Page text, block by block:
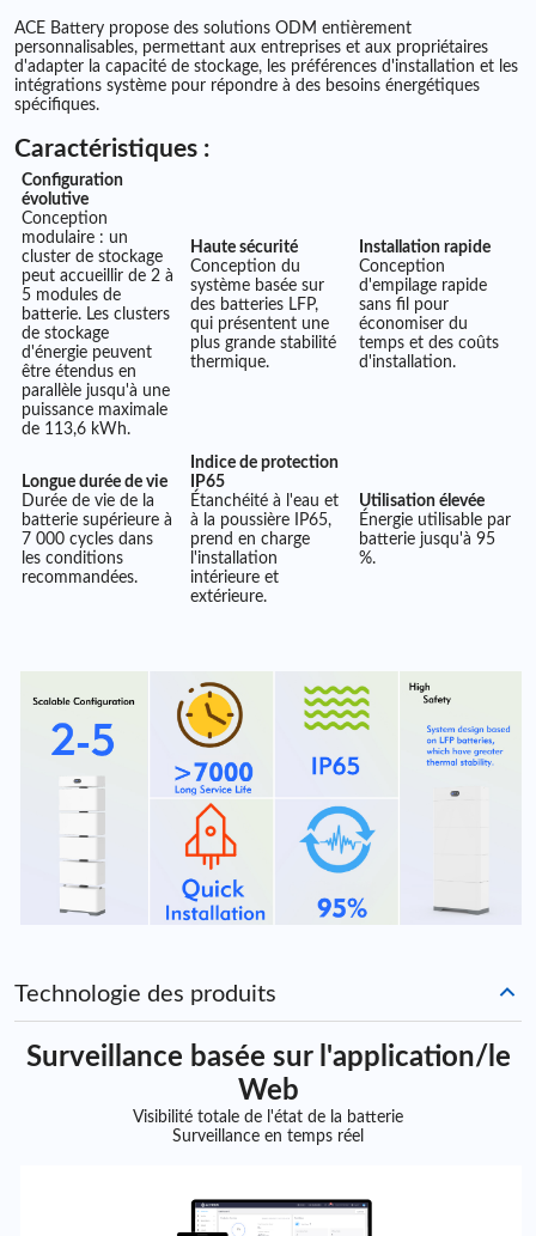
ACE Battery propose des solutions ODM entièrement
personnalisables, permettant aux entreprises et aux propriétaires
d'adapter la capacité de stockage, les préférences d'installation et les
intégrations système pour répondre à des besoins énergétiques
spécifiques.
Caractéristiques :
Configuration
évolutive
Conception
modulaire : un
cluster de stockage
peut accueillir de 2 à
5 modules de
batterie. Les clusters
de stockage
d'énergie peuvent
être étendus en
parallèle jusqu'à une
puissance maximale
de 113,6 kWh.
Haute sécurité
Conception du
système basée sur
des batteries LFP,
qui présentent une
plus grande stabilité
thermique.
Installation rapide
Conception
d'empilage rapide
sans fil pour
économiser du
temps et des coûts
d'installation.
Longue durée de vie
Durée de vie de la
batterie supérieure à
7 000 cycles dans
les conditions
recommandées.
Indice de protection
IP65
Étanchéité à l'eau et
à la poussière IP65,
prend en charge
l'installation
intérieure et
extérieure.
Utilisation élevée
Énergie utilisable par
batterie jusqu'à 95
%.
Technologie des produits
Surveillance basée sur l'application/le
Web
Visibilité totale de l'état de la batterie
Surveillance en temps réel